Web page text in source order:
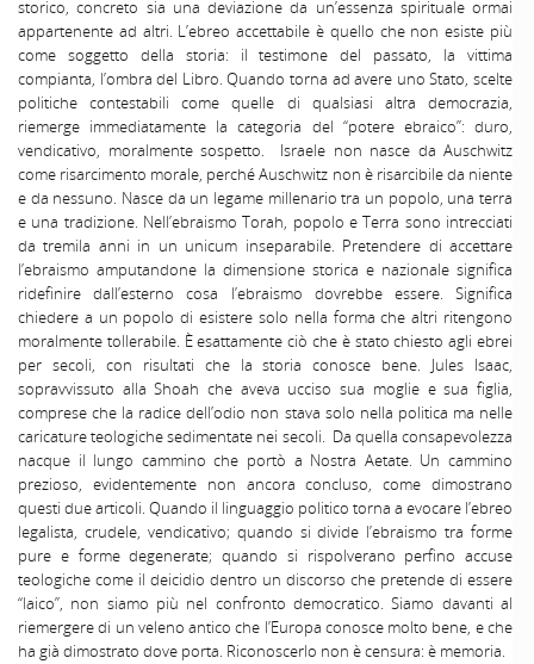
storico, concreto sia una deviazione da un’essenza spirituale ormai
appartenente ad altri. L’ebreo accettabile è quello che non esiste più
come soggetto della storia: il testimone del passato, la vittima
compianta, l’ombra del Libro. Quando torna ad avere uno Stato, scelte
politiche contestabili come quelle di qualsiasi altra democrazia,
riemerge immediatamente la categoria del “potere ebraico”: duro,
vendicativo, moralmente sospetto. Israele non nasce da Auschwitz
come risarcimento morale, perché Auschwitz non è risarcibile da niente
e da nessuno. Nasce da un legame millenario tra un popolo, una terra
e una tradizione. Nell’ebraismo Torah, popolo e Terra sono intrecciati
da tremila anni in un unicum inseparabile. Pretendere di accettare
l’ebraismo amputandone la dimensione storica e nazionale significa
ridefinire dall’esterno cosa l’ebraismo dovrebbe essere. Significa
chiedere a un popolo di esistere solo nella forma che altri ritengono
moralmente tollerabile. È esattamente ciò che è stato chiesto agli ebrei
per secoli, con risultati che la storia conosce bene. Jules Isaac,
sopravvissuto alla Shoah che aveva ucciso sua moglie e sua figlia,
comprese che la radice dell’odio non stava solo nella politica ma nelle
caricature teologiche sedimentate nei secoli. Da quella consapevolezza
nacque il lungo cammino che portò a Nostra Aetate. Un cammino
prezioso, evidentemente non ancora concluso, come dimostrano
questi due articoli. Quando il linguaggio politico torna a evocare l’ebreo
legalista, crudele, vendicativo; quando si divide l’ebraismo tra forme
pure e forme degenerate; quando si rispolverano perfino accuse
teologiche come il deicidio dentro un discorso che pretende di essere
“laico”, non siamo più nel confronto democratico. Siamo davanti al
riemergere di un veleno antico che l’Europa conosce molto bene, e che
ha già dimostrato dove porta. Riconoscerlo non è censura: è memoria.